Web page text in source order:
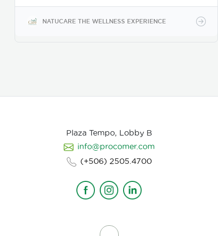
desinfectante para manos o superficies.
NATUCARE THE WELLNESS EXPERIENCE
Plaza Tempo, Lobby B
info@procomer.com
(+506) 2505.4700